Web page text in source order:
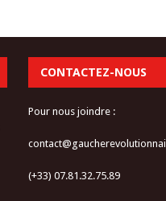
CONTACTEZ-NOUS
Pour nous joindre :
(+33) 07.81.32.75.89